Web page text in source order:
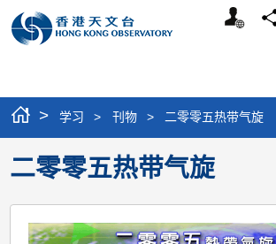
个
分
> 学习 > 刊物 > 二零零五热带气旋
二零零五热带气旋